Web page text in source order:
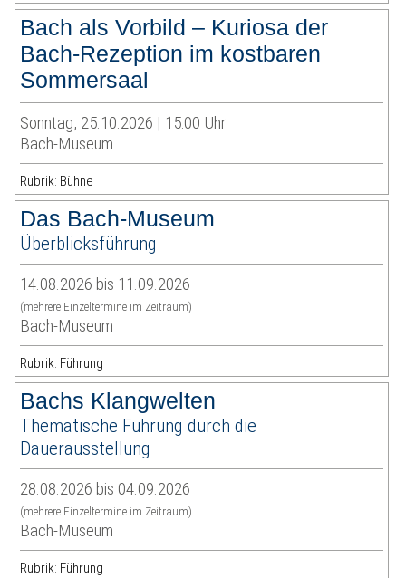
Bach als Vorbild – Kuriosa der
Bach-Rezeption im kostbaren
Sommersaal
Sonntag, 25.10.2026 | 15:00 Uhr
Bach-Museum
Rubrik: Bühne
Das Bach-Museum
Überblicksführung
14.08.2026 bis 11.09.2026
(mehrere Einzeltermine im Zeitraum)
Bach-Museum
Rubrik: Führung
Bachs Klangwelten
Thematische Führung durch die
Dauerausstellung
28.08.2026 bis 04.09.2026
(mehrere Einzeltermine im Zeitraum)
Bach-Museum
Rubrik: Führung